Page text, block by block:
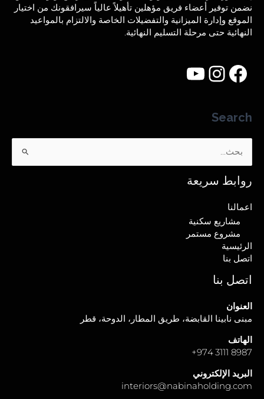
نضمن توفير أعضاء فريق مؤهلين تأهيلاً عالياً سيرافقونك من اختيار
الموقع وإدارة الميزانية والتفضيلات الخاصة والالتزام بالمواعيد
النهائية حتى مرحلة التسليم النهائية.
Search
البحث
عن:
روابط سريعة
اعمالنا
مشاريع سكنية
مشروع مستمر
الرئيسية
اتصل بنا
اتصل بنا
العنوان
مبنى نابينا القابضة، طريق المطار، الدوحة، قطر
الهاتف
8987 3111 974
+
البريد الإلكتروني
interiors@nabinaholding.com